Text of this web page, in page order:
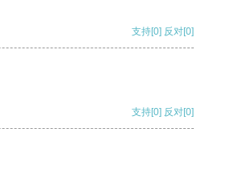
支持[0] 反对[0]
支持[0] 反对[0]